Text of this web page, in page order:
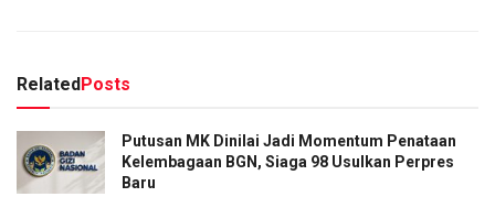
RelatedPosts
Putusan MK Dinilai Jadi Momentum Penataan
Kelembagaan BGN, Siaga 98 Usulkan Perpres
Baru